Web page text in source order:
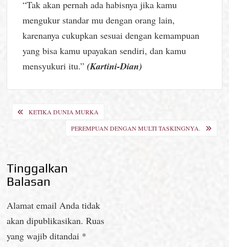
“Tak akan pernah ada habisnya jika kamu
mengukur standar mu dengan orang lain,
karenanya cukupkan sesuai dengan kemampuan
yang bisa kamu upayakan sendiri, dan kamu
mensyukuri itu.”(Kartini-Dian)
Navigasi
KETIKA DUNIA MURKA
PEREMPUAN DENGAN MULTI TASKINGNYA.
Tinggalkan
Balasan
Alamat email Anda tidak
akan dipublikasikan. Ruas
yang wajib ditandai *